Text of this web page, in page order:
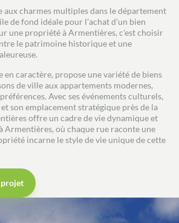
entièrement équipée Salle de bain
neuve Chaudière neuve 2 lots
charmes multiples dans le département
de fond idéale pour l'achat d'un bien
une propriété à Armentières, c'est choisir
le patrimoine historique et une
en caractère, propose une variété de biens
de ville aux appartements modernes,
Avec ses événements culturels,
son emplacement stratégique près de la
offre un cadre de vie dynamique et
Armentières, où chaque rue raconte une
incarne le style de vie unique de cette